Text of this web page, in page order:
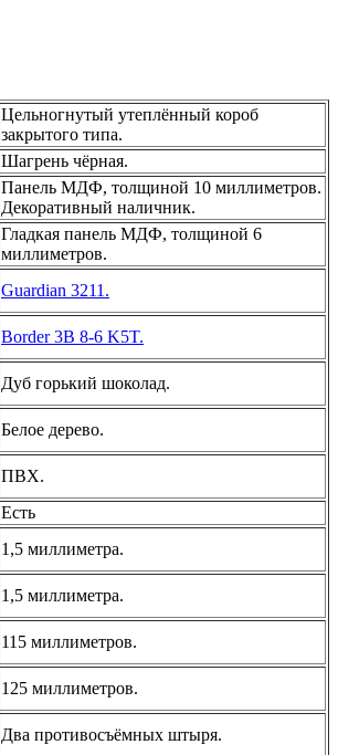
Цельногнутый утеплённый короб
закрытого типа.
Шагрень чёрная.
Панель МДФ, толщиной 10 миллиметров.
Декоративный наличник.
Гладкая панель МДФ, толщиной 6
миллиметров.
Guardian 3211.
Border 3B 8-6 K5T.
Дуб горький шоколад.
Белое дерево.
ПВХ.
Есть
1,5 миллиметра.
1,5 миллиметра.
115 миллиметров.
125 миллиметров.
Два противосъёмных штыря.